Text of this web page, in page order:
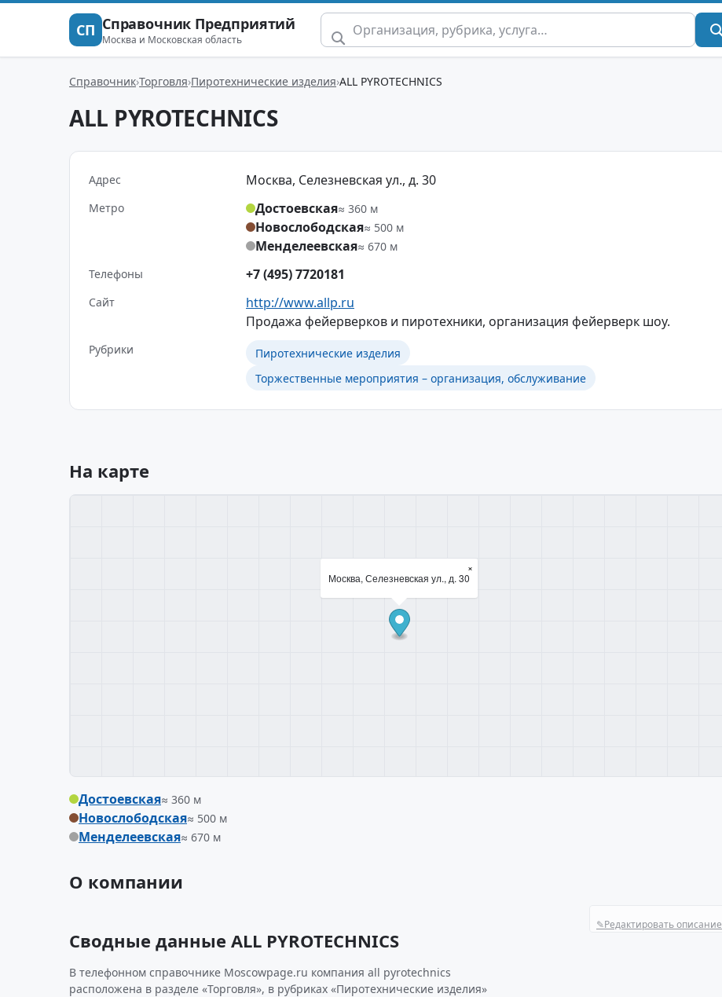
СП Справочник Предприятий
Москва и Московская область
Справочник Торговля Пиротехнические изделия ALL PYROTECHNICS
ALL PYROTECHNICS
Адрес Москва, Селезневская ул., д. 30
Метро Достоевская≈ 360 м
Новослободская≈ 500 м
Менделеевская≈ 670 м
Телефоны
+7 (495) 7720181
Сайт
http://www.allp.ru
Продажа фейерверков и пиротехники, организация фейерверк шоу.
Рубрики
Пиротехнические изделия
Торжественные мероприятия – организация, обслуживание
На карте
Москва, Селезневская ул., д. 30
×
Достоевская≈ 360 м
Новослободская≈ 500 м
Менделеевская≈ 670 м
О компании
✎Редактировать описание
Сводные данные ALL PYROTECHNICS
В телефонном справочнике Moscowpage.ru компания all pyrotechnics
расположена в разделе «Торговля», в рубриках «Пиротехнические изделия»